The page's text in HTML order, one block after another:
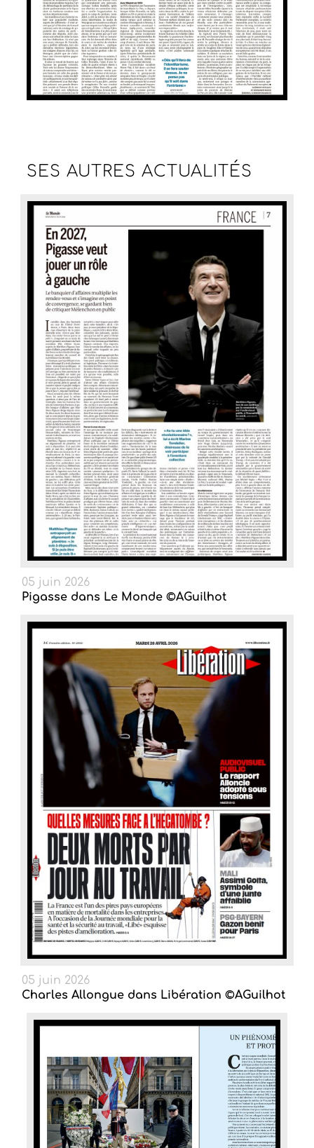
SES AUTRESACTUALITÉS
05 juin 2026
Pigasse dans Le Monde ©AGuilhot
05 juin 2026
Charles Allongue dans Libération ©AGuilhot